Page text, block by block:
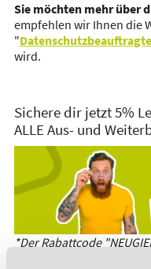
Sie möchten mehr über
empfehlen wir Ihnen die
"
wird.
Sichere dir jetzt 5%
ALLE Aus- und
*Der Rabattcode